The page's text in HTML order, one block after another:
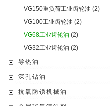
VG150重负荷工业齿轮油 (2)
VG100工业齿轮油 (2)
VG68工业齿轮油 (2)
VG32工业齿轮油 (2)
导热油
深孔钻油
抗氧防锈机械油